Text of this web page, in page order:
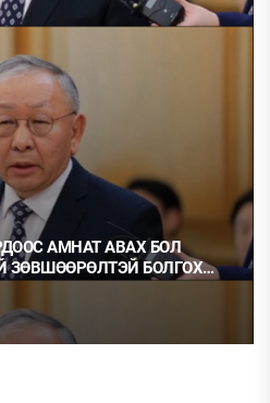
АМНАТ АВАХ БОЛ
ЗӨВШӨӨРӨЛТЭЙ БОЛГОХ